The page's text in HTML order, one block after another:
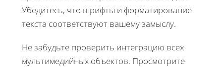
Убедитесь, что шрифты и форматирование
текста соответствуют вашему замыслу.
Не забудьте проверить интеграцию всех
мультимедийных объектов. Просмотрите